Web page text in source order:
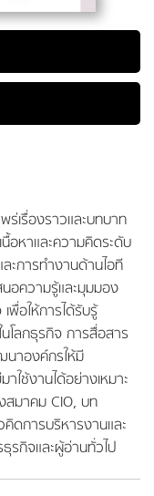
ร่เรื่องราวและบทบาท
อหาและความคิดระดับ
ะการทำงานด้านไอที
อความรู้และมุมมอง
พื่อให้การได้รับรู้
ลกธุรกิจ การสื่อสาร
าองค์กรให้มี
ใช้งานได้อย่างเหมาะ
สมาคม CIO, บท
ดการบริหารงานและ
รกิจและผู้อ่านทั่วไป